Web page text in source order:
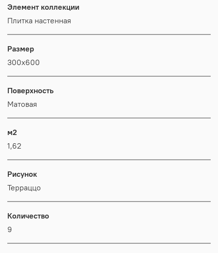
Элемент коллекции
Плитка настенная
Размер
300x600
Поверхность
Матовая
м2
1,62
Рисунок
Терраццо
Количество
9